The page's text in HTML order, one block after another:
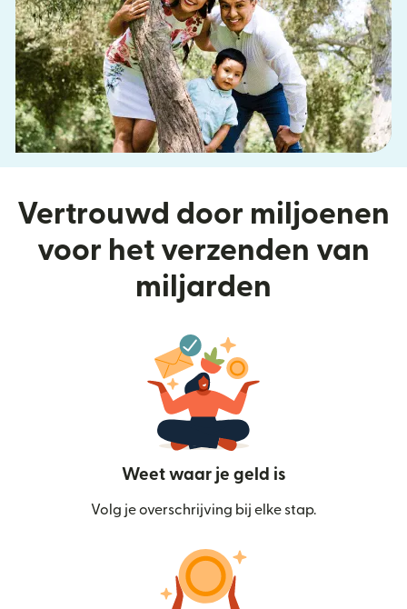
Vertrouwd door miljoenen
voor het verzenden van
miljarden
Weet waar je geld is
Volg je overschrijving bij elke stap.